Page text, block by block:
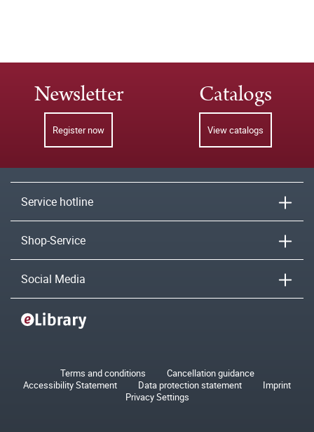
Newsletter
Register now
Catalogs
View catalogs
Service hotline
Shop-Service
Social Media
Terms and conditions
Cancellation guidance
Accessibility Statement
Data protection statement
Imprint
Privacy Settings